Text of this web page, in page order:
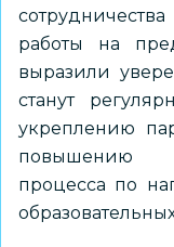
работы на
выразили
станут
укреплению
повышению
процесса по